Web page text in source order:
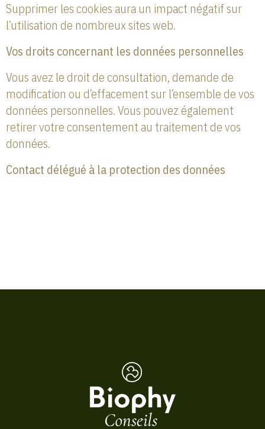
Supprimer les cookies aura un impact négatif sur
l’utilisation de nombreux sites web.
Vos droits concernant les données personnelles
Vous avez le droit de consultation, demande de
modification ou d’effacement sur l’ensemble de vos
données personnelles. Vous pouvez également
retirer votre consentement au traitement de vos
données.
Contact délégué à la protection des données